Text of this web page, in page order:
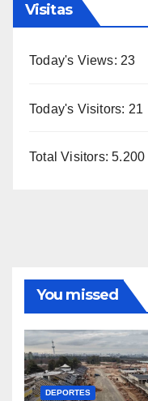
Visitas
Today's Views: 23
Today's Visitors: 21
Total Visitors:5.200
You missed
DEPORTES